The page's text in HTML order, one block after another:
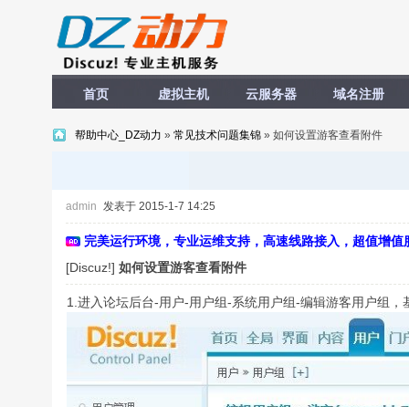
首页 虚拟主机 云服务器 域名注册
帮助中心_DZ动力 » 常见技术问题集锦 » 如何设置游客查看附件
admin 发表于 2015-1-7 14:25
完美运行环境，专业运维支持，高速线路接入，超值增
[Discuz!] 如何设置游客查看附件
1.进入论坛后台-用户-用户组-系统用户组-编辑游客用户组